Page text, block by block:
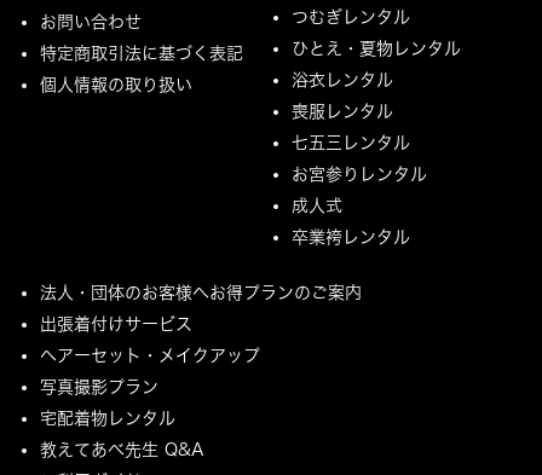
お問い合わせ
特定商取引法に基づく表記
個人情報の取り扱い
つむぎレンタル
ひとえ・夏物レンタル
浴衣レンタル
喪服レンタル
七五三レンタル
お宮参りレンタル
成人式
卒業袴レンタル
法人・団体のお客様へお得プランのご案内
出張着付けサービス
ヘアーセット・メイクアップ
写真撮影プラン
宅配着物レンタル
教えてあべ先生 Q&A